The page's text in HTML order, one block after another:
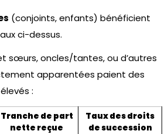
(conjoints, enfants) bénéficient
ci-dessus.
sœurs, oncles/tantes, ou d’autres
apparentées paient des
:
Tranche de part
nette reçue
Taux des droits
de succession